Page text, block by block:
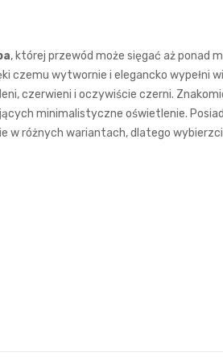
, której przewód może sięgać aż ponad
czemu wytwornie i elegancko
czerwieni i oczywiście czerni.
minimalistyczne oświetlenie.
w różnych wariantach, dlatego